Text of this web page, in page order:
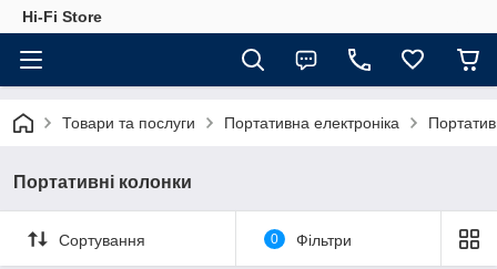
Hi-Fi Store
Товари та послуги Портативна електроніка
Портативні колонки
Сортування 0 Фільтри